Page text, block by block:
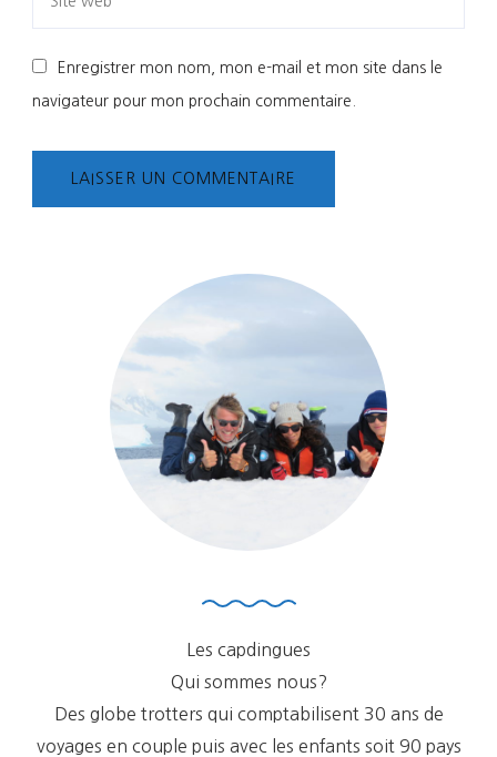
Enregistrer mon nom, mon e-mail et mon site dans le
navigateur pour mon prochain commentaire.
Les capdingues
Qui sommes nous?
Des globe trotters qui comptabilisent 30 ans de
voyages en couple puis avec les enfants soit 90 pays